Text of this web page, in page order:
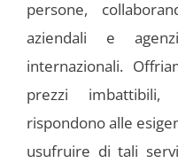
persone,
aziendali e
internazionali.
prezzi imbattibili,
rispondono alle
usufruire di tali